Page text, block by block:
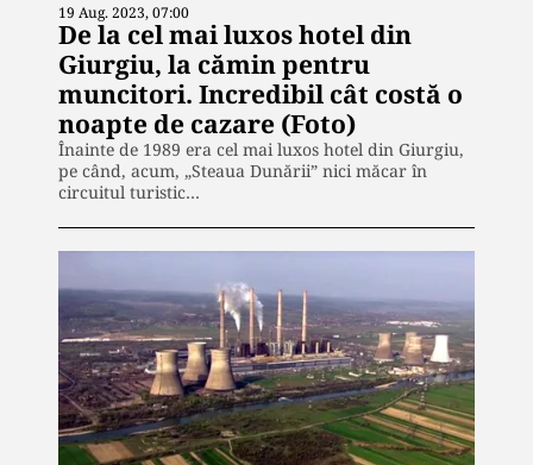
19 Aug. 2023, 07:00
De la cel mai luxos hotel din
Giurgiu, la cămin pentru
muncitori. Incredibil cât costă o
noapte de cazare (Foto)
Înainte de 1989 era cel mai luxos hotel din Giurgiu,
pe când, acum, „Steaua Dunării” nici măcar în
circuitul turistic…